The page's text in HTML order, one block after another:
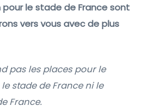
le stade de France sont
vers vous avec de plus
pas les places pour le
stade de France ni le
France.